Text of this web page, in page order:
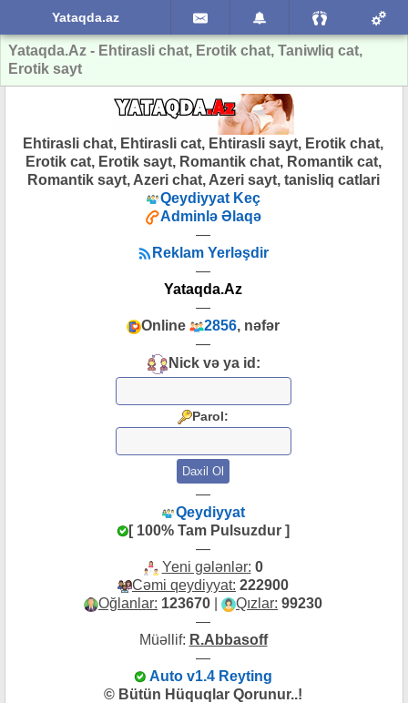
Yataqda.az
Yataqda.Az - Ehtirasli chat, Erotik chat, Taniwliq cat,
Erotik sayt
Ehtirasli chat, Ehtirasli cat, Ehtirasli sayt, Erotik chat,
Erotik cat, Erotik sayt, Romantik chat, Romantik cat,
Romantik sayt, Azeri chat, Azeri sayt, tanisliq catlari
Qeydiyyat Keç
Adminlə Əlaqə
—
Reklam Yerləşdir
—
Yataqda.Az
—
Online
2856, nəfər
—
Nick və ya id:
Parol:
—
Qeydiyyat
[ 100% Tam Pulsuzdur ]
—
Yeni gələnlər: 0
Cəmi qeydiyyat: 222900
Oğlanlar: 123670 Qızlar: 99230
—
Müəllif: R.Abbasoff
—
Auto v1.4 Reyting
© Bütün Hüquqlar Qorunur..!